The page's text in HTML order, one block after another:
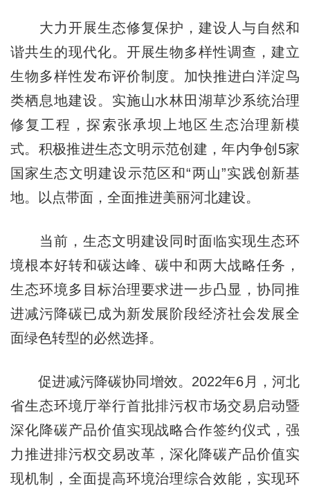
大力开展生态修复保护，建设人与自然和
谐共生的现代化。开展生物多样性调查，建立
生物多样性发布评价制度。加快推进白洋淀鸟
类栖息地建设。实施山水林田湖草沙系统治理
修复工程，探索张承坝上地区生态治理新模
式。积极推进生态文明示范创建，年内争创5家
国家生态文明建设示范区和“两山”实践创新基
地。以点带面，全面推进美丽河北建设。
当前，生态文明建设同时面临实现生态环
境根本好转和碳达峰、碳中和两大战略任务，
生态环境多目标治理要求进一步凸显，协同推
进减污降碳已成为新发展阶段经济社会发展全
面绿色转型的必然选择。
促进减污降碳协同增效。2022年6月，河北
省生态环境厅举行首批排污权市场交易启动暨
深化降碳产品价值实现战略合作签约仪式，强
力推进排污权交易改革，深化降碳产品价值实
现机制，全面提高环境治理综合效能，实现环